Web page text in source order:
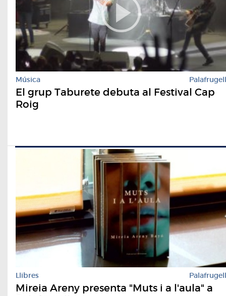
Música Palafrugell
El grup Taburete debuta al Festival Cap
Roig
Llibres Palafrugell
Mireia Areny presenta "Muts i a l'aula" a